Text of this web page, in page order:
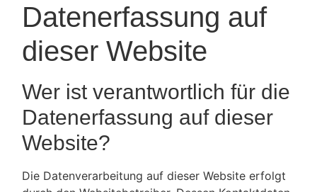
Datenerfassung auf
dieser Website
Wer ist verantwortlich für die
Datenerfassung auf dieser
Website?
Die Datenverarbeitung auf dieser Website erfolgt